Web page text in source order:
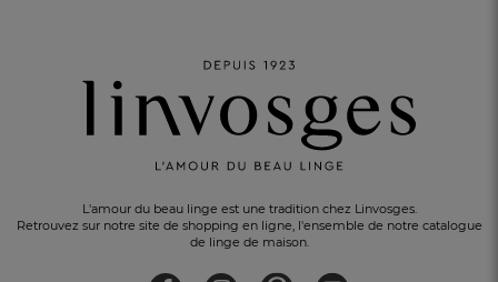
L'amour du beau linge est une tradition chez Linvosges.
Retrouvez sur notre site de shopping en ligne, l'ensemble de notre catalogue
de linge de maison.